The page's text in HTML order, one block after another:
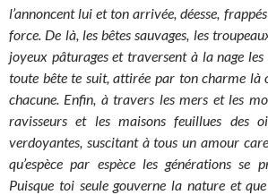
l’annoncent lui et ton arrivée, déesse,
force. De là, les bêtes sauvages, les
joyeux pâturages et traversent à la nage
toute bête te suit, attirée par ton charme là
chacune. Enfin, à travers les mers et les
ravisseurs et les maisons feuillues des
verdoyantes, suscitant à tous un amour
qu’espèce par espèce les générations se
Puisque toi seule gouverne la nature et